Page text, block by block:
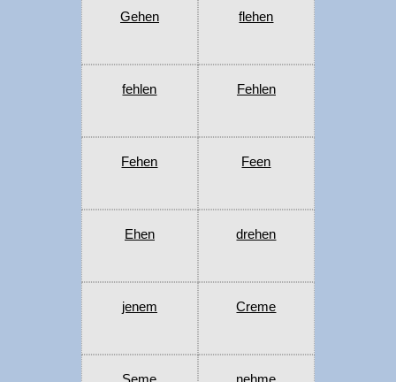
Gehen flehen
fehlen Fehlen
Fehen Feen
Ehen drehen
jenem Creme